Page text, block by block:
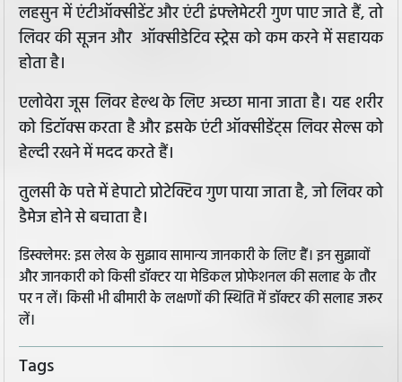
लहसुन में एंटीऑक्सीडेंट और एंटी इंफ्लेमेटरी गुण पाए जाते हैं, तो
लिवर की सूजन और ऑक्सीडेटिव स्ट्रेस को कम करने में सहायक
होता है।
एलोवेरा जूस लिवर हेल्थ के लिए अच्छा माना जाता है। यह शरीर
को डिटॉक्स करता है और इसके एंटी ऑक्सीडेंट्स लिवर सेल्स को
हेल्दी रखने में मदद करते हैं।
तुलसी के पत्ते में हेपाटो प्रोटेक्टिव गुण पाया जाता है, जो लिवर को
डैमेज होने से बचाता है।
डिस्क्लेमर: इस लेख के सुझाव सामान्य जानकारी के लिए हैं। इन सुझावों
और जानकारी को किसी डॉक्टर या मेडिकल प्रोफेशनल की सलाह के तौर
पर न लें। किसी भी बीमारी के लक्षणों की स्थिति में डॉक्टर की सलाह जरूर
लें।
Tags